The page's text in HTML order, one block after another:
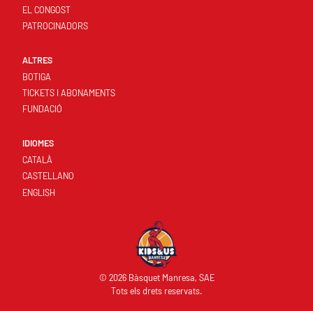
EL CONGOST
PATROCINADORS
ALTRES
BOTIGA
TICKETS I ABONAMENTS
FUNDACIÓ
IDIOMES
CATALÀ
CASTELLANO
ENGLISH
© 2026 Bàsquet Manresa, SAE
Tots els drets reservats.